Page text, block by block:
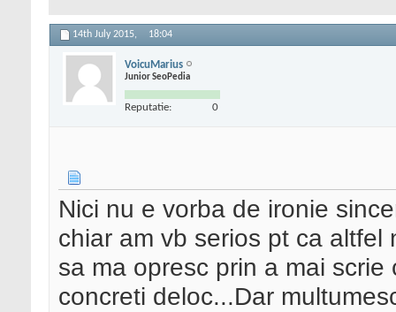
14th July 2015, 18:04
VoicuMarius
Junior SeoPedia
Reputatie: 0
Nici nu e vorba de ironie
chiar am vb serios pt ca altfel
sa ma opresc prin a mai
concreti deloc...Dar